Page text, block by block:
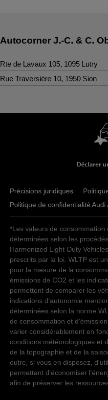
Autocorner J.-C. & C.
Rte de Lavaux 105, 1095 Lutry
Contact
audi@autocorner.ch
Samedi
09:00
17:00
Lundi - Jeudi 07:30- 12:00
Vendredi
07:30-12:00
Samedi - Dimanche
Rue Traversière 10, 1950 Sion
Lundi - Vendredi 08:00-12:00
Samedi
09:00 -17:00
Service après-vente
-
07:30
Samedi - Dimanche
fermé
Déclarer
Précisions juridiques
Politique de confidentialité Audi
*Les valeurs de
déterminées selon les
Harmonized Light-Duty
prescrits par la loi. WLTP est
pour la mesure de la
émissions de CO2 et les
permettent de comparer les
indications d'autonomie
déterminées selon la norme
de consommation et
varier considérablement en
conditions météorologiques et
de la topographie et de la
outre, si vous en disposez,
permettant d'économiser
afin de préserver les